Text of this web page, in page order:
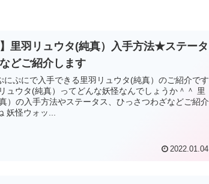
】里羽リュウタ(純真）入手方法★ステータ
どご紹介します
にぷにで入手できる里羽リュウタ(純真）のご紹介です
ュウタ(純真）ってどんな妖怪なんでしょうか＾＾ 里
）の入手方法やステータス、ひっさつわざなどご紹介
妖怪ウォッ...
2022.01.04